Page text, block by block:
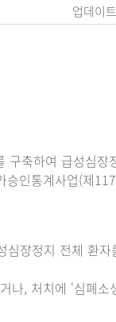
업데이
구축하여 급성심장
승인통계사업(제
장정지 전체 환자
, 처치에 ‘심폐소